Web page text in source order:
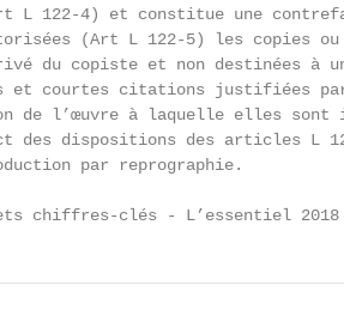
122-4) et constitue une
(Art L 122-5) les copies ou
du copiste et non destinées à
et courtes citations justifiées
de l’œuvre à laquelle elles sont
des dispositions des articles L
par reprographie.
chiffres-clés - L’essentiel 2018